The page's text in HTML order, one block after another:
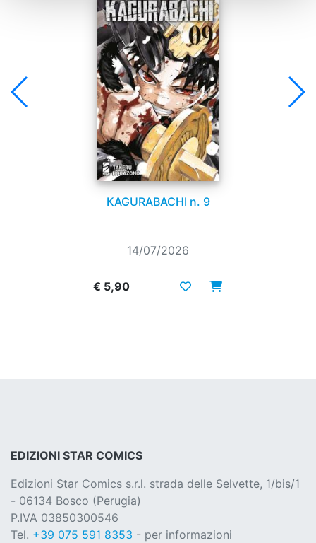
KAGURABACHI n. 9
14/07/2026
€ 5,90
EDIZIONI STAR COMICS
Edizioni Star Comics s.r.l. strada delle Selvette, 1/bis/1
- 06134 Bosco (Perugia)
P.IVA 03850300546
Tel. +39 075 591 8353 - per informazioni